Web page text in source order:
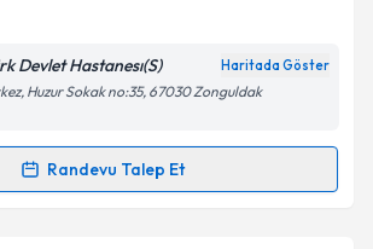
işlenmesine ilişkinAydınlatma
okudum ve kişisel verilerimin belirtilen
Devlet Hastanesı(S) Haritada Göster
Huzur Sokak no:35, 67030 Zonguldak
Randevu Talep Et
Takvimi Talebi